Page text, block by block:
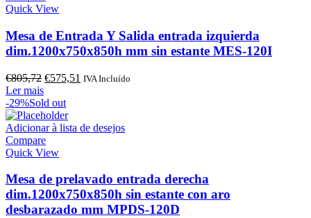
Quick View
Mesa de Entrada Y Salida entrada izquierda
dim.1200x750x850h mm sin estante MES-120I
€805,72 O
original
era:
€805,72.
€575,51 O
€575,51.
IVA Incluído
Ler mais
-29%Sold out
Adicionar à lista de desejos
Compare
Quick View
Mesa de prelavado entrada derecha
dim.1200x750x850h sin estante con aro
desbarazado mm MPDS-120D